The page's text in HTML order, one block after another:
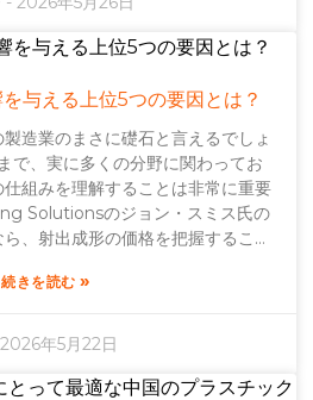
せん。最適な圧力設定を選択する
が大きく左右されます。圧力が強
こうした難しい点を認識すること
業は、常に時代の最先端を行くた
グや技術のアップグレードに多額
局のところ、すべての企業は自社
べきです。今日有効な方法が、明日
もあるのです。業界が進化し続け
把握し、柔軟に対応することが不
賢明なのは、射出成形に関する知
意欲的なサプライヤーを選ぶこと
握しておくことは、変化の激しい
与える上位5つの要因とは？
造業のまさに礎石と言えるでしょ
で、実に多くの分野に関わってお
組みを理解することは非常に重要
Solutionsのジョン・スミス氏の
、射出成形の価格を把握すること
いかに複雑になり得るかを示して
くの人がこれらの詳細を見落とし
種類、金型設計の複雑さ、生産予
きな影響を与えます。例えば、高
続きを読む»
2026年5月22日